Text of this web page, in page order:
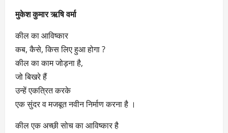
मुकेश कुमार ऋषि वर्मा
कील का आविष्कार
कब, कैसे, किस लिए हुआ होगा ?
कील का काम जोड़ना है,
जो बिखरे हैं
उन्हें एकत्रित करके
एक सुंदर व मजबूत नवीन निर्माण करना है ।
कील एक अच्छी सोच का आविष्कार है